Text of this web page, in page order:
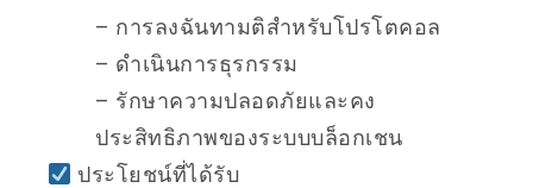
– การลงฉันทามติสำหรับโปรโตคอล
– ดำเนินการธุรกรรม
– รักษาความปลอดภัยและคง
ประสิทธิภาพของระบบบล็อกเชน
ประโยชน์ที่ได้รับ